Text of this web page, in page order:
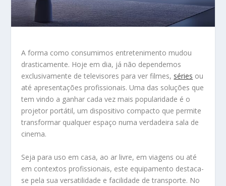
A forma como consumimos entretenimento mudou
drasticamente. Hoje em dia, já não dependemos
exclusivamente de televisores para ver filmes, séries ou
até apresentações profissionais. Uma das soluções que
tem vindo a ganhar cada vez mais popularidade é o
projetor portátil, um dispositivo compacto que permite
transformar qualquer espaço numa verdadeira sala de
cinema.
Seja para uso em casa, ao ar livre, em viagens ou até
em contextos profissionais, este equipamento destaca-
se pela sua versatilidade e facilidade de transporte. No